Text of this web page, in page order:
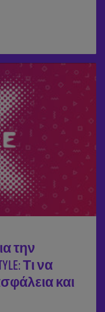
την
Τι να
και